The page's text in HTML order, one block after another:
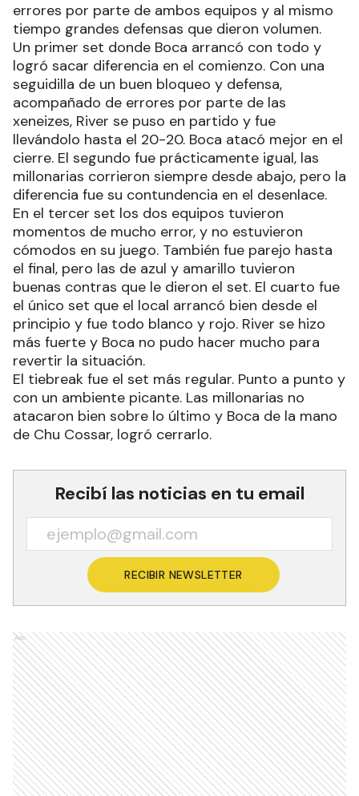
errores por parte de ambos equipos y al mismo
tiempo grandes defensas que dieron volumen.
Un primer set donde Boca arrancó con todo y
logró sacar diferencia en el comienzo. Con una
seguidilla de un buen bloqueo y defensa,
acompañado de errores por parte de las
xeneizes, River se puso en partido y fue
llevándolo hasta el 20-20. Boca atacó mejor en el
cierre. El segundo fue prácticamente igual, las
millonarias corrieron siempre desde abajo, pero la
diferencia fue su contundencia en el desenlace.
En el tercer set los dos equipos tuvieron
momentos de mucho error, y no estuvieron
cómodos en su juego. También fue parejo hasta
el final, pero las de azul y amarillo tuvieron
buenas contras que le dieron el set. El cuarto fue
el único set que el local arrancó bien desde el
principio y fue todo blanco y rojo. River se hizo
más fuerte y Boca no pudo hacer mucho para
revertir la situación.
El tiebreak fue el set más regular. Punto a punto y
con un ambiente picante. Las millonarias no
atacaron bien sobre lo último y Boca de la mano
de Chu Cossar, logró cerrarlo.
Recibí las noticias en tu email
RECIBIR NEWSLETTER
Ads